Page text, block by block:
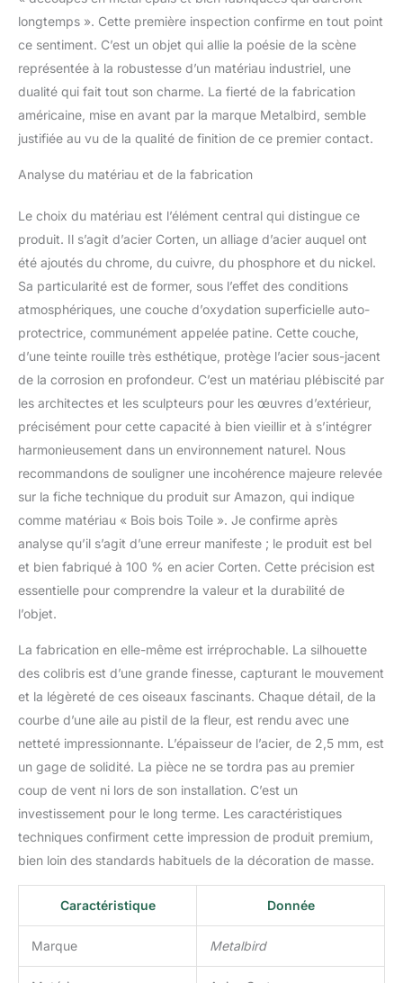
Zélande à un projet
artistique mondial. Le
projet Metalbird est créé
par tous ceux qui ont
mis en valeur votre
silhouette d'oiseau en
devenant artistes et
transformant les jardins
pour ravir pendant des
longtemps ». Cette première inspection confirme en tout point
ce sentiment. C’est un objet qui allie la poésie de la scène
représentée à la robustesse d’un matériau industriel, une
dualité qui fait tout son charme. La fierté de la fabrication
américaine, mise en avant par la marque Metalbird, semble
justifiée au vu de la qualité de finition de ce premier contact.
Analyse du matériau et de la fabrication
Le choix du matériau est l’élément central qui distingue ce
produit. Il s’agit d’acier Corten, un alliage d’acier auquel ont
été ajoutés du chrome, du cuivre, du phosphore et du nickel.
Sa particularité est de former, sous l’effet des conditions
atmosphériques, une couche d’oxydation superficielle auto-
protectrice, communément appelée patine. Cette couche,
d’une teinte rouille très esthétique, protège l’acier sous-jacent
de la corrosion en profondeur. C’est un matériau plébiscité par
les architectes et les sculpteurs pour les œuvres d’extérieur,
précisément pour cette capacité à bien vieillir et à s’intégrer
harmonieusement dans un environnement naturel. Nous
recommandons de souligner une incohérence majeure relevée
sur la fiche technique du produit sur Amazon, qui indique
comme matériau « Bois bois Toile ». Je confirme après
analyse qu’il s’agit d’une erreur manifeste ; le produit est bel
et bien fabriqué à 100 % en acier Corten. Cette précision est
essentielle pour comprendre la valeur et la durabilité de
l’objet.
La fabrication en elle-même est irréprochable. La silhouette
des colibris est d’une grande finesse, capturant le mouvement
et la légèreté de ces oiseaux fascinants. Chaque détail, de la
courbe d’une aile au pistil de la fleur, est rendu avec une
netteté impressionnante. L’épaisseur de l’acier, de 2,5 mm, est
un gage de solidité. La pièce ne se tordra pas au premier
coup de vent ni lors de son installation. C’est un
investissement pour le long terme. Les caractéristiques
techniques confirment cette impression de produit premium,
bien loin des standards habituels de la décoration de masse.
Caractéristique Donnée
Marque Metalbird